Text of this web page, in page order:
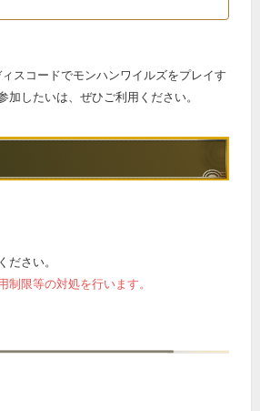
スコードでモンハンワイルズをプレイす
したいは、ぜひご利用ください。
さい。
限等の対処を行います。